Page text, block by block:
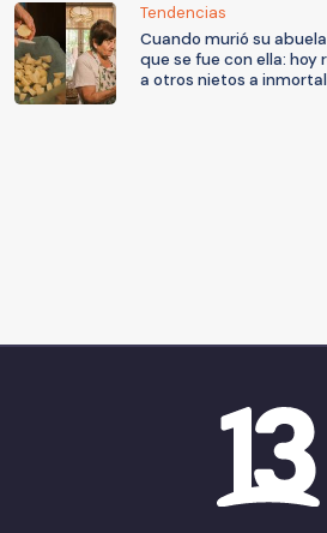
Tendencias
Cuando murió su
que se fue con ella:
a otros nietos a